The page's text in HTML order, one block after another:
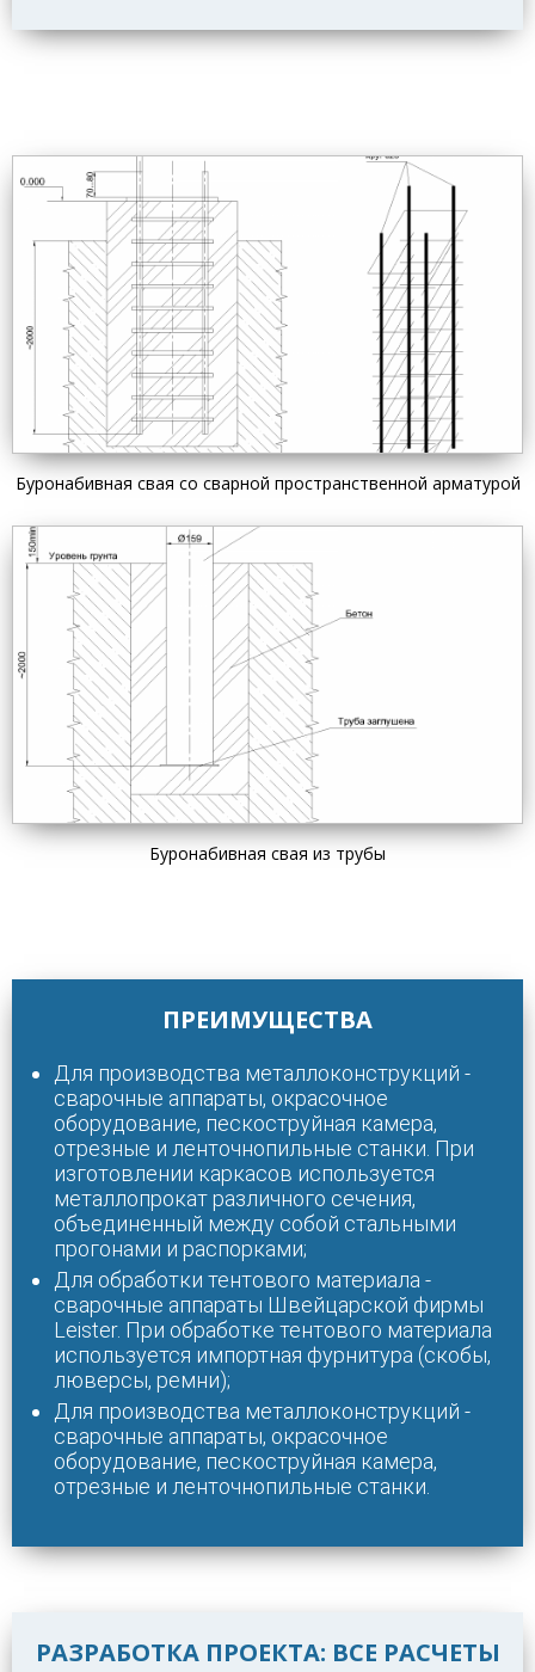
Буронабивная свая со сварной пространственной арматурой
Буронабивная свая из трубы
ПРЕИМУЩЕСТВА
Для производства металлоконструкций -
сварочные аппараты, окрасочное
оборудование, пескоструйная камера,
отрезные и ленточнопильные станки. При
изготовлении каркасов используется
металлопрокат различного сечения,
объединенный между собой стальными
прогонами и распорками;
Для обработки тентового материала -
сварочные аппараты Швейцарской фирмы
Leister. При обработке тентового материала
используется импортная фурнитура (скобы,
люверсы, ремни);
Для производства металлоконструкций -
сварочные аппараты, окрасочное
оборудование, пескоструйная камера,
отрезные и ленточнопильные станки.
РАЗРАБОТКА ПРОЕКТА: ВСЕ РАСЧЕТЫ